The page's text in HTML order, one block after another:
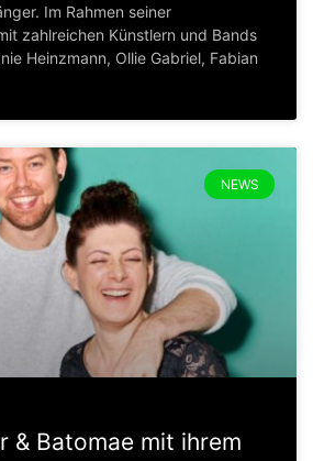
Im Rahmen seiner
zahlreichen Künstlern und Bands
Heinzmann, Ollie Gabriel, Fabian
NEWS
& Batomae mit ihrem